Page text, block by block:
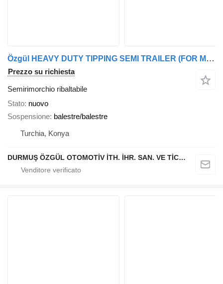
Özgül HEAVY DUTY TIPPING SEMI TRAILER (FOR MINING)
Prezzo su richiesta
Semirimorchio ribaltabile
Stato nuovo
Sospensione balestre/balestre
Turchia, Konya
DURMUŞ ÖZGÜL OTOMOTİV İTH. İHR. SAN. VE TİC. A.Ş